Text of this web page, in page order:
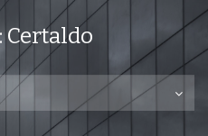
Certaldo